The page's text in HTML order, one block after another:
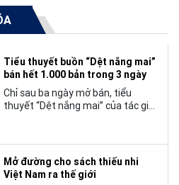
Tiểu thuyết buồn “Dệt nắng mai”
bán hết 1.000 bản trong 3 ngày
Chỉ sau ba ngày mở bán, tiểu
thuyết “Dệt nắng mai” của tác giả
chương trẻ khi cán mốc 1.000 bản
tiêu thụ.
Mở đường cho sách thiếu nhi
Việt Nam ra thế giới